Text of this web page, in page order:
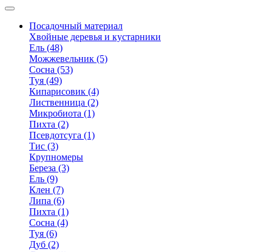
Посадочный материал
Хвойные деревья и кустарники
Ель (48)
Можжевельник (5)
Сосна (53)
Туя (49)
Кипарисовик (4)
Лиственница (2)
Микробиота (1)
Пихта (2)
Псевдотсуга (1)
Тис (3)
Крупномеры
Береза (3)
Ель (9)
Клен (7)
Липа (6)
Пихта (1)
Сосна (4)
Туя (6)
Дуб (2)